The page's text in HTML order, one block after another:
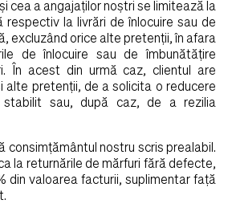
cea a angajaţilor noştri se limitează la
respectiv la livrări de înlocuire sau de
excluzând orice alte pretenţii, în afara
de înlocuire sau de îmbunătăţire
În acest din urmă caz, clientul are
alte pretenţii, de a solicita o reducere
stabilit sau, după caz, de a rezilia
consimţământul nostru scris prealabil.
la returnările de mărfuri fără defecte,
din valoarea facturii, suplimentar faţă